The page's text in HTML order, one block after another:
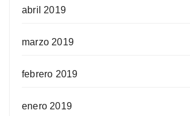
abril 2019
marzo 2019
febrero 2019
enero 2019